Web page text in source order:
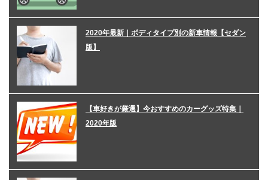
2020年最新｜ボディタイプ別の新車情報【セダン
版】
【車好きが厳選】今おすすめのカーグッズ特集｜
2020年版